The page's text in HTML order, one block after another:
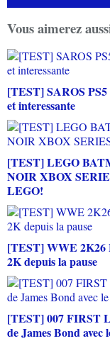
Vous aimerez
[TEST] SAROS
et interessante
[TEST] LEGO
NOIR XBOX
LEGO!
[TEST] WWE 2K26
2K depuis la pause
[TEST] 007 FIRST
de James Bond